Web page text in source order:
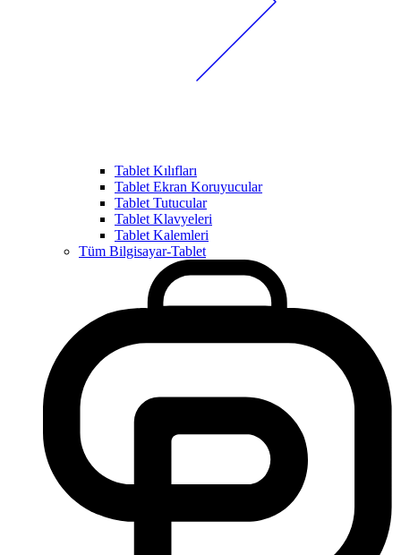
Tablet Kılıfları
Tablet Ekran Koruyucular
Tablet Tutucular
Tablet Klavyeleri
Tablet Kalemleri
Tüm Bilgisayar-Tablet